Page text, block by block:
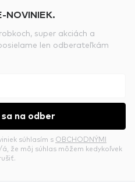
NOVINIEK.
super akciách a
len odberateľkám
sa na odber
súhlasím s OBCHODNÝMI
že môj súhlas môžem kedykoľvek